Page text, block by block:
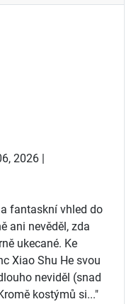
2026 |
fantaskní vhled do
ani nevěděl, zda
ukecané. Ke
Xiao Shu He svou
neviděl (snad
kostýmů si..."